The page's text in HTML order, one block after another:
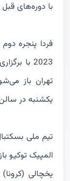
با دوره‌های
فردا پنجره
2023 با
تهران باز
یکشنبه در
المپیک توکیو
یخچالی